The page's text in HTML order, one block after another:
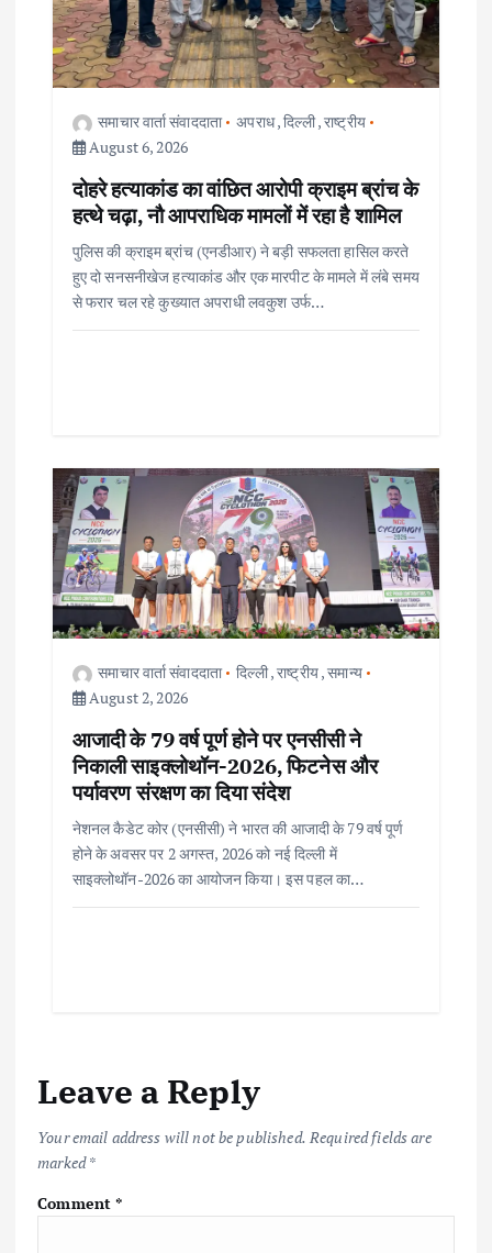
समाचार वार्ता संवाददाता अपराध,दिल्ली,राष्ट्रीय
August 6, 2026
दोहरे हत्याकांड का वांछित आरोपी क्राइम ब्रांच के
हत्थे चढ़ा, नौ आपराधिक मामलों में रहा है शामिल
पुलिस की क्राइम ब्रांच (एनडीआर) ने बड़ी सफलता हासिल करते
हुए दो सनसनीखेज हत्याकांड और एक मारपीट के मामले में लंबे समय
से फरार चल रहे कुख्यात अपराधी लवकुश उर्फ…
समाचार वार्ता संवाददाता दिल्ली,राष्ट्रीय,समान्य
August 2, 2026
आजादी के 79 वर्ष पूर्ण होने पर एनसीसी ने
निकाली साइक्लोथॉन-2026, फिटनेस और
पर्यावरण संरक्षण का दिया संदेश
नेशनल कैडेट कोर (एनसीसी) ने भारत की आजादी के 79 वर्ष पूर्ण
होने के अवसर पर 2 अगस्त, 2026 को नई दिल्ली में
साइक्लोथॉन-2026 का आयोजन किया। इस पहल का…
Leave a Reply
Your email address will not be published. Required fields are
marked*
Comment*